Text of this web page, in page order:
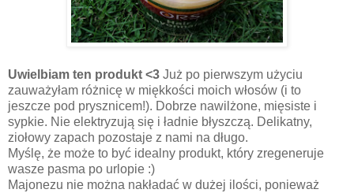
Uwielbiam ten produkt <3 Już po pierwszym użyciu
zauważyłam różnicę w miękkości moich włosów (i to
jeszcze pod prysznicem!). Dobrze nawilżone, mięsiste i
sypkie. Nie elektryzują się i ładnie błyszczą. Delikatny,
ziołowy zapach pozostaje z nami na długo.
Myślę, że może to być idealny produkt, który zregeneruje
wasze pasma po urlopie :)
Majonezu nie można nakładać w dużej ilości, ponieważ